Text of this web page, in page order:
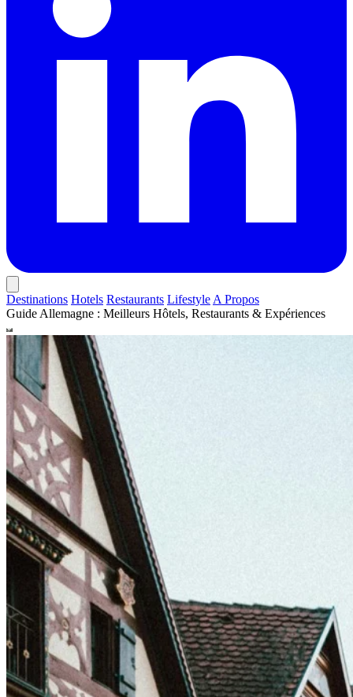
Destinations Hotels Restaurants Lifestyle A Propos
Guide Allemagne : Meilleurs Hôtels, Restaurants & Expériences